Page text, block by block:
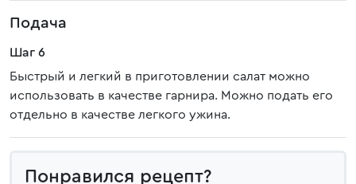
Подача
Шаг 6
Быстрый и легкий в приготовлении салат можно
использовать в качестве гарнира. Можно подать его
отдельно в качестве легкого ужина.
Понравился рецепт?